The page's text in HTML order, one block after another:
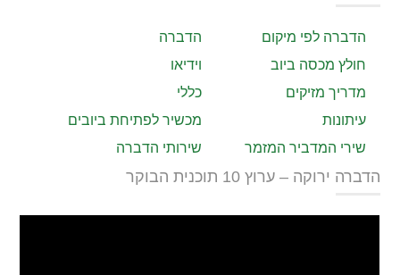
הדברה
הדברה לפי מיקום
וידיאו
חולץ מכסה ביוב
כללי
מדריך מזיקים
מכשיר לפתיחת ביובים
עיתונות
שירותי הדברה
שירי המדביר המזמר
הדברה ירוקה – ערוץ 10 תוכנית הבוקר